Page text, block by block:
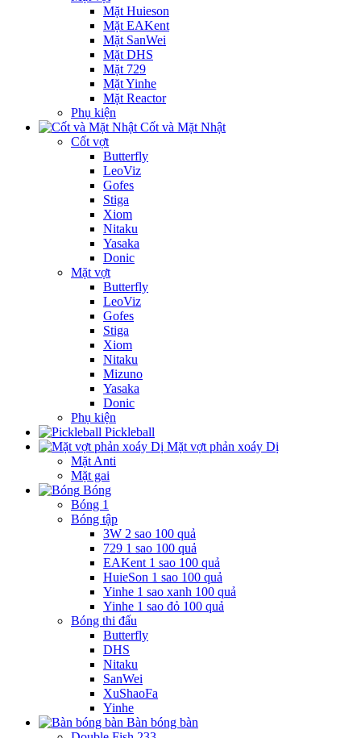
Mặt Huieson
Mặt EAKent
Mặt SanWei
Mặt DHS
Mặt 729
Mặt Yinhe
Mặt Reactor
Phụ kiện
Cốt và Mặt Nhật
Cốt vợt
Butterfly
LeoViz
Gofes
Stiga
Xiom
Nitaku
Yasaka
Donic
Mặt vợt
Butterfly
LeoViz
Gofes
Stiga
Xiom
Nitaku
Mizuno
Yasaka
Donic
Phụ kiện
Pickleball
Mặt vợt phản xoáy Dị
Mặt Anti
Mặt gai
Bóng
Bóng 1
Bóng tập
3W 2 sao 100 quả
729 1 sao 100 quả
EAKent 1 sao 100 quả
HuieSon 1 sao 100 quả
Yinhe 1 sao xanh 100 quả
Yinhe 1 sao đỏ 100 quả
Bóng thi đấu
Butterfly
DHS
Nitaku
SanWei
XuShaoFa
Yinhe
Bàn bóng bàn